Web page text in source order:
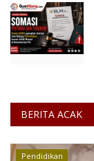
BERITA ACAK
Pendidikan